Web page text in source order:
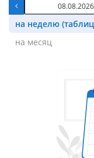
на неделю
на месяц